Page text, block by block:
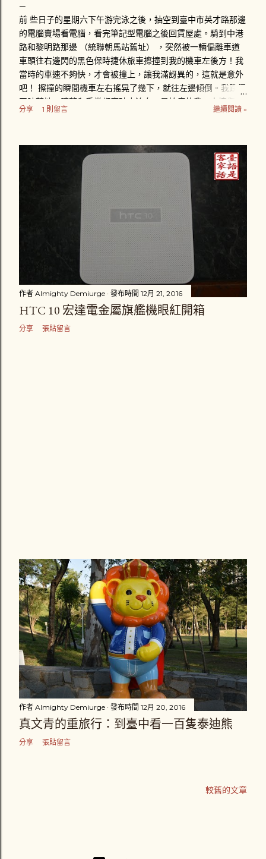
前 些日子的星期六下午游完泳之後，抽空到臺中市英才路那邊
的電腦賣場看電腦，看完筆記型電腦之後回賃屋處。騎到中港
路和黎明路那邊 （統聯朝馬站舊址） ，突然被一輛偏離車道
車頭往右邊閃的黑色保時捷休旅車擦撞到我的機車左後方！我
當時的車速不夠快，才會被撞上，讓我滿訝異的，這就是意外
吧！ 擦撞的瞬間機車左右搖晃了幾下，就往左邊傾倒。我跌個
四肢著地，膝蓋和手掌都磨破皮流血，最怕痛的我一次擦傷好
幾個部位，真是給我「賺到」了。趴在地上後，忍著疼痛立刻
之後，才把車停下來，可能是副駕駛座他的家人提醒他停下
來，避免演變成肇事逃逸。那位男駕駛「很好心」的把我的機
車牽離原位。一輛計程車也停在一旁，一場三角關係就此展
開。 車牌1188-DK的駕駛推托是為了閃避計程車才會擦撞到
我，而計程車司機則說根本不關他的事，接著就說不然就叫警
察來處理。黑色保時捷休旅車駕駛卻說不用叫警察，他會負責
賠償我的損失，很主動地留下英文姓YUAN和行動電話號碼，
以及掏出一張千元鈔票，「體貼」地叫我去看醫生，並說星期
一在打電話和他聯絡。而我則是心裡在猶豫到底要不要報警處
理，因為覺得這場意外對我來說不是很嚴重 （不嚴重？ 一雙
新臺幣三千多元的耐吉慢跑鞋破損一隻、機車車頭左邊車殼受
損 ） 。我拿了一千元傻傻地自己忍著傷痛騎車看醫生。那兩
位駕駛應該也立刻解散吧。 心裡一直認為沒報案怪怪的我，到
警打了通電話給交通隊的同僚，交通隊的警察 （ 接電話的那
分享 1 則留言 繼續閱讀 »
作者 Almighty Demiurge 發布時間 12月 21, 2016
HTC 10 宏達電金屬旗艦機眼紅開箱
分享 張貼留言
作者 Almighty Demiurge 發布時間 12月 20, 2016
真文青的重旅行：到臺中看一百隻泰迪熊
分享 張貼留言
較舊的文章